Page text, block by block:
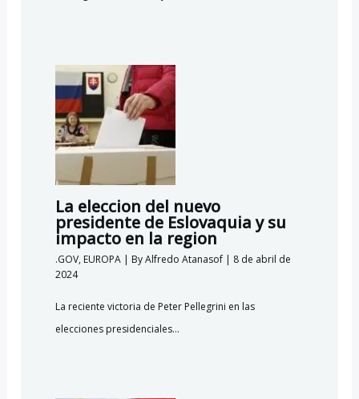
La eleccion del nuevo
presidente de Eslovaquia y su
impacto en la region
.GOV, EUROPA| ByAlfredo Atanasof | 8 de abril de
2024
La reciente victoria de Peter Pellegrini en las
elecciones presidenciales…